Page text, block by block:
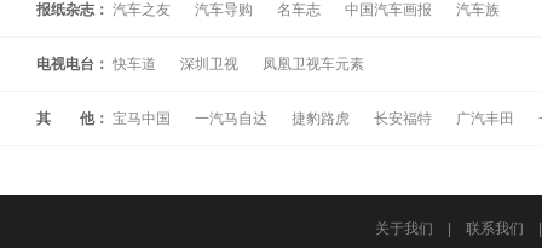
报纸杂志： 汽车之友 汽车导购 名车志 中国汽车画报 汽车族
电视电台： 快车道 深圳卫视 凤凰卫视车元素
其 他： 宝马中国 一汽马自达 捷豹路虎 长安福特 广汽丰田
关于我们 联系我们